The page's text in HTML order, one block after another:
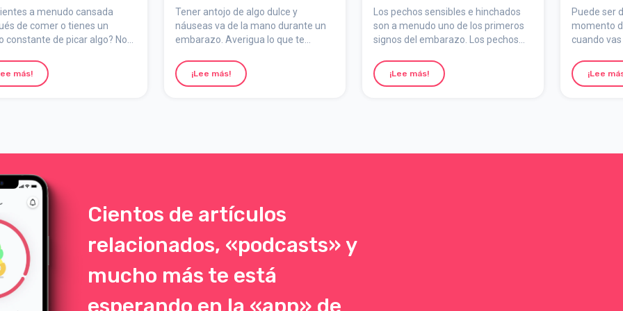
el
en sangre
el
a menudo cansada
de comer o tienes un
constante de picar algo? No
tanto los niveles de
como el apetito, y es
más!
– Aprende a picar
con cabeza
Tener antojo de algo dulce y
náuseas va de la mano durante un
embarazo. Averigua lo que te
inteligente.
¡Lee más!
Los pechos sensibles e hinchados
son a menudo uno de los primeros
signos del embarazo. Los pechos
probablemente subirás al menos
una talla de sujetador. Si planeas
¡Lee más!
Puede ser
momento
cuando
para
vez que
¡Lee
Cientos de artículos
relacionados, «podcasts» y
mucho más te está